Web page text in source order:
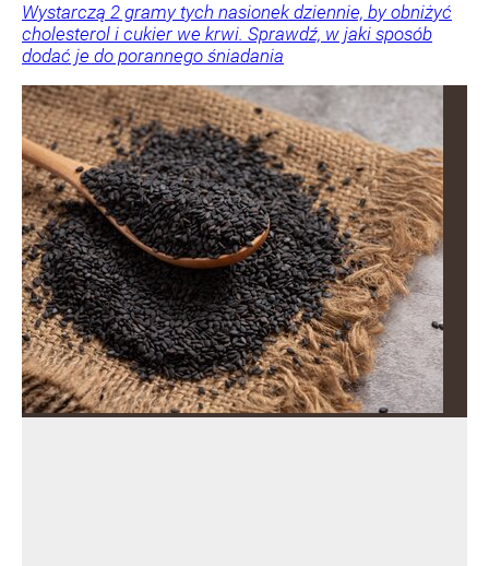
Wystarczą 2 gramy tych nasionek dziennie, by obniżyć
cholesterol i cukier we krwi. Sprawdź, w jaki sposób
dodać je do porannego śniadania